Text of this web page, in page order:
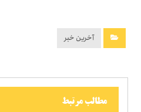
آخرین خبر
مطالب مرتبط